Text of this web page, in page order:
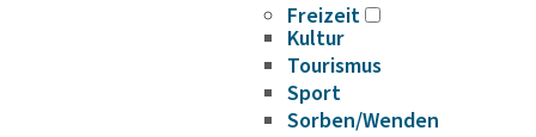
Freizeit
Kultur
Tourismus
Sport
Sorben/Wenden